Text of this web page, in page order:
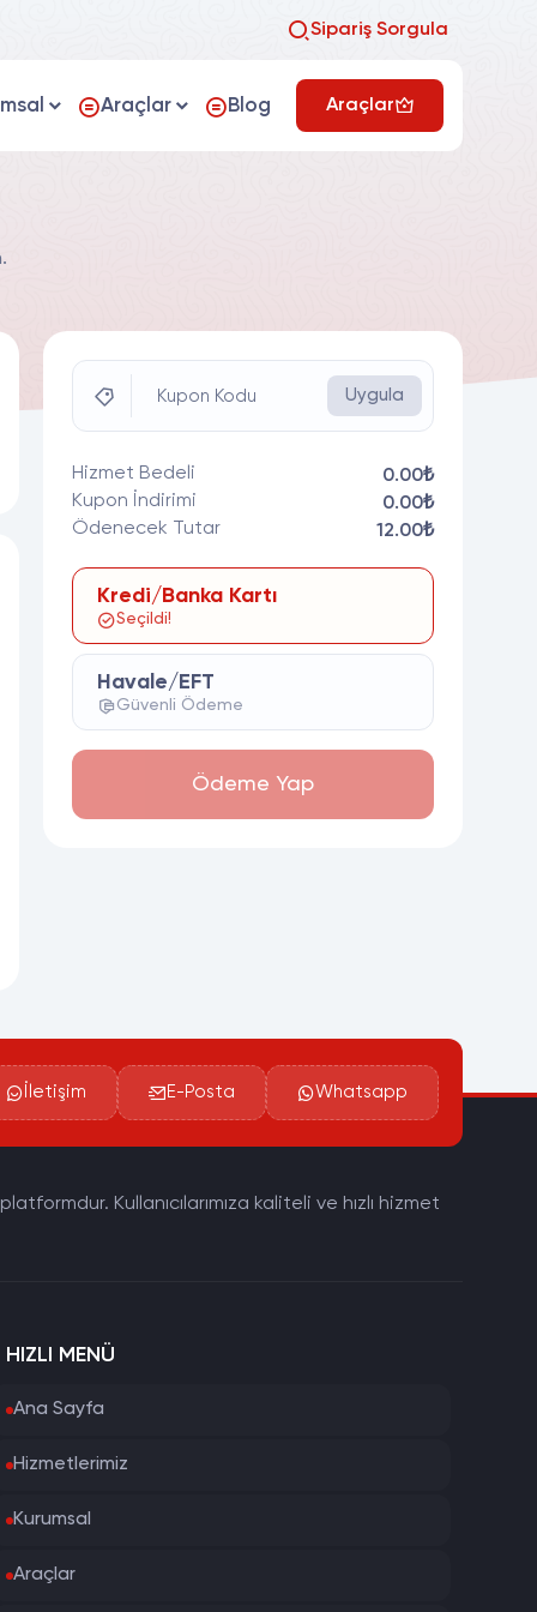
Sipariş Sorgula
Araçlar Blog Araçlar
Kupon Kodu Uygula
Hizmet Bedeli
0.00₺
Kupon İndirimi
0.00₺
Ödenecek Tutar
12.00₺
Kredi/Banka Kartı
Seçildi!
Havale/EFT
Güvenli Ödeme
Ödeme Yap
İletişim E-Posta Whatsapp
Kullanıcılarımıza kaliteli ve hızlı hizmet
HIZLI MENÜ
Ana Sayfa
Hizmetlerimiz
Kurumsal
Araçlar